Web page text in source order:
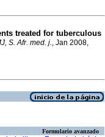
treated for tuberculous
S. Afr. med. j., Jan 2008,
Formulario avanzado